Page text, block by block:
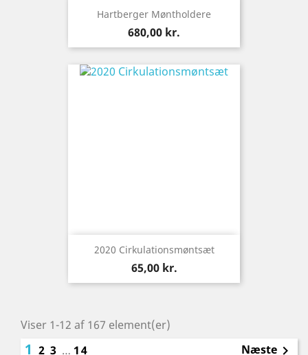
Hartberger Møntholdere
Pris
680,00 kr.
2020 Cirkulationsmøntsæt
Pris
65,00 kr.
Viser 1-12 af 167 element(er)
1 2 3 … 14 Næste 